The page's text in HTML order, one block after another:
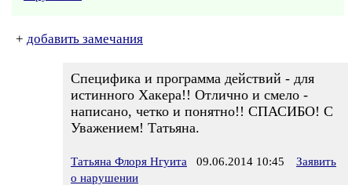
+ добавить замечания
Специфика и программа действий - для
истинного Хакера!! Отлично и смело -
написано, четко и понятно!! СПАСИБО! С
Уважением! Татьяна.
Татьяна Флоря Нгуита 09.06.2014 10:45
Заявить
о нарушении